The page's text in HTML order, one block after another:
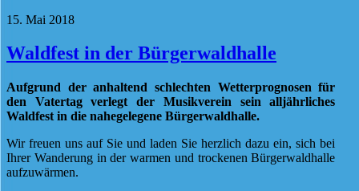
15. Mai 2018
Waldfest in der Bürgerwaldhalle
Aufgrund der anhaltend schlechten Wetterprognosen für
den Vatertag verlegt der Musikverein sein alljährliches
Waldfest in die nahegelegene Bürgerwaldhalle.
Wir freuen uns auf Sie und laden Sie herzlich dazu ein, sich bei
Ihrer Wanderung in der warmen und trockenen Bürgerwaldhalle
aufzuwärmen.